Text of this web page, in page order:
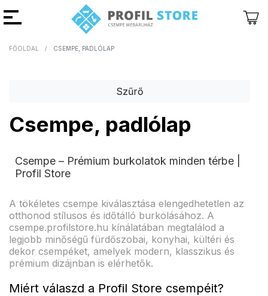
FŐOLDAL CSEMPE, PADLÓLAP
Szűrő
Csempe, padlólap
Csempe – Prémium burkolatok minden térbe |
Profil Store
A tökéletes csempe kiválasztása elengedhetetlen az
otthonod stílusos és időtálló burkolásához. A
csempe.profilstore.hu kínálatában megtalálod a
legjobb minőségű fürdőszobai, konyhai, kültéri és
dekor csempéket, amelyek modern, klasszikus és
prémium dizájnban is elérhetők.
Miért válaszd a Profil Store csempéit?